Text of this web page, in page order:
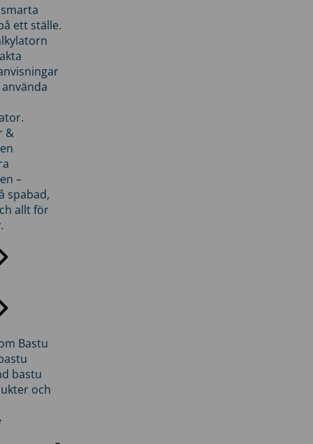
ett ställe.
&
–
spabad,
allt för
Bastu
bastu
och